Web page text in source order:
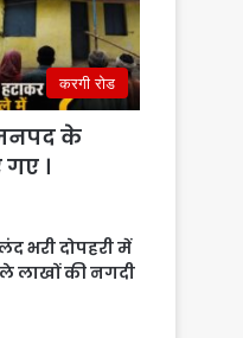
करगी रोड
के
।
भरी दोपहरी में
लाखों की नगदी